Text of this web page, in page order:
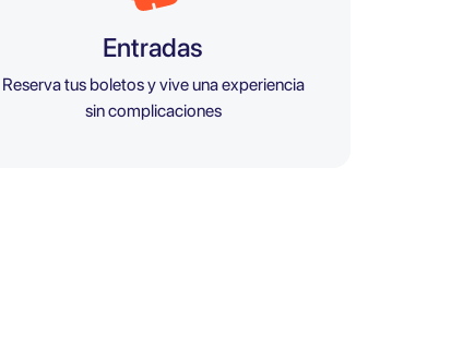
Entradas
Reserva tus boletos y vive una experiencia
sin complicaciones